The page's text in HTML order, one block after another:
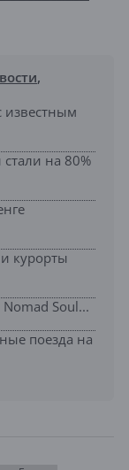
,
известным
на 80%
курорты
Soul...
поезда на